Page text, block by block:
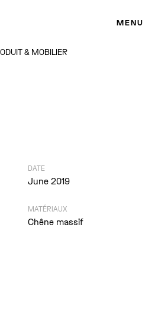
& MOBILIER
MENU
DATE
June 2019
MATÉRIAUX
Chêne massif